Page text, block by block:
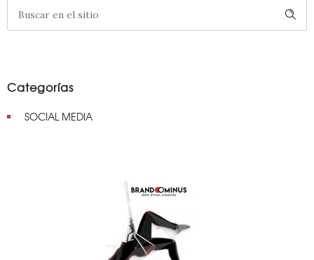
Categorías
SOCIAL MEDIA